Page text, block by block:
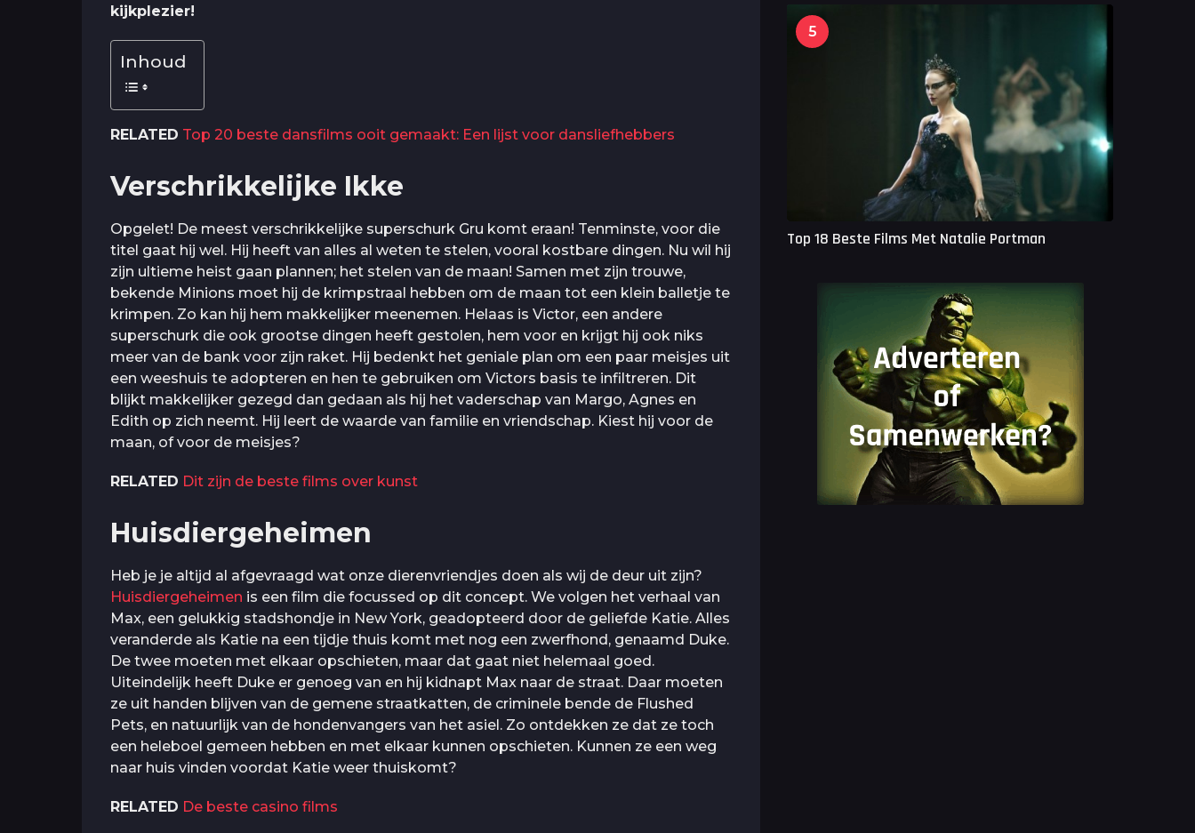
kijkplezier!
Inhoud
RELATED Top 20 beste dansfilms ooit gemaakt: Een lijst voor dansliefhebbers
Verschrikkelijke Ikke
Opgelet! De meest verschrikkelijke superschurk Gru komt eraan! Tenminste, voor die
titel gaat hij wel. Hij heeft van alles al weten te stelen, vooral kostbare dingen. Nu wil hij
zijn ultieme heist gaan plannen; het stelen van de maan! Samen met zijn trouwe,
bekende Minions moet hij de krimpstraal hebben om de maan tot een klein balletje te
krimpen. Zo kan hij hem makkelijker meenemen. Helaas is Victor, een andere
superschurk die ook grootse dingen heeft gestolen, hem voor en krijgt hij ook niks
meer van de bank voor zijn raket. Hij bedenkt het geniale plan om een paar meisjes uit
een weeshuis te adopteren en hen te gebruiken om Victors basis te infiltreren. Dit
blijkt makkelijker gezegd dan gedaan als hij het vaderschap van Margo, Agnes en
Edith op zich neemt. Hij leert de waarde van familie en vriendschap. Kiest hij voor de
maan, of voor de meisjes?
RELATED Dit zijn de beste films over kunst
Huisdiergeheimen
Heb je je altijd al afgevraagd wat onze dierenvriendjes doen als wij de deur uit zijn?
Huisdiergeheimen is een film die focussed op dit concept. We volgen het verhaal van
Max, een gelukkig stadshondje in New York, geadopteerd door de geliefde Katie. Alles
veranderde als Katie na een tijdje thuis komt met nog een zwerfhond, genaamd Duke.
De twee moeten met elkaar opschieten, maar dat gaat niet helemaal goed.
Uiteindelijk heeft Duke er genoeg van en hij kidnapt Max naar de straat. Daar moeten
ze uit handen blijven van de gemene straatkatten, de criminele bende de Flushed
Pets, en natuurlijk van de hondenvangers van het asiel. Zo ontdekken ze dat ze toch
een heleboel gemeen hebben en met elkaar kunnen opschieten. Kunnen ze een weg
naar huis vinden voordat Katie weer thuiskomt?
RELATED De beste casino films
5
Top 18 Beste Films Met Natalie Portman